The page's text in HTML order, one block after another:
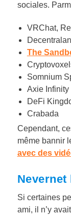
sociales.
VRChat,
The
Somnium
Axie Infinity
DeFi
Crabada
Cependant,
même bannir
avec des
Nevernet
Si certaines
ami, il n’y